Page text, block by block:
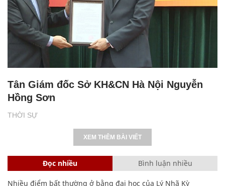
THỜI SỰ
Tân Giám đốc Sở KH&CN Hà Nội Nguyễn
Hồng Sơn
XEM THÊM BÀI VIẾT
Đọc nhiều Bình luận nhiều
Nhiều điểm bất thường ở bằng đại học của Lý Nhã Kỳ